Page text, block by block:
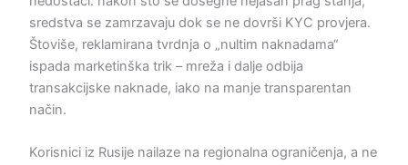
sredstva se zamrzavaju dok se ne dovrši KYC provjera.
Štoviše, reklamirana tvrdnja o „nultim naknadama“
ispada marketinška trik – mreža i dalje odbija
transakcijske naknade, iako na manje transparentan
način.
Korisnici iz Rusije nailaze na regionalna ograničenja, a ne